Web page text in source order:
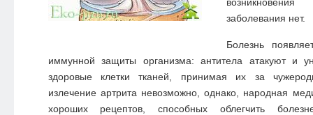
заболевания нет.
Болезнь
иммунной защиты организма: антитела атакуют и
здоровые клетки тканей, принимая их за
излечение артрита невозможно, однако, народная
хороших рецептов, способных облегчить